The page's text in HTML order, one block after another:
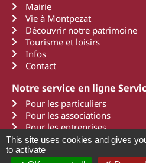
Mairie
Vie à Montpezat
Découvrir notre patrimoine
Tourisme et loisirs
Infos
Contact
Notre service en ligne
Pour les particuliers
Pour les associations
Pour les entreprises
This site uses cookies and gives
to activate